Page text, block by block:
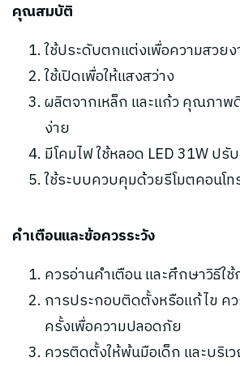
คุณสมบัติ
ใช้ประดับตกแต่งเพื่อความสวย
ใช้เปิดเพื่อให้แสงสว่าง
ผลิตจากเหล็ก และแก้ว คุณภาพ
ง่าย
มีโคมไฟ ใช้หลอด LED 31W ปรั
ใช้ระบบควบคุมด้วยรีโมตคอนโท
คำเตือนและข้อควรระวัง
ควรอ่านคำเตือน และศึกษาวิธีใ
การประกอบติดตั้งหรือแก้ไข ค
ครั้งเพื่อความปลอดภัย
ควรติดตั้งให้พ้นมือเด็ก และบริ